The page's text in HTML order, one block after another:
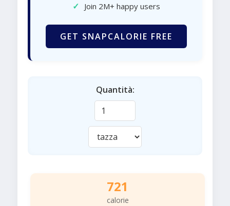
✓ Join 2M+ happy users
GET SNAPCALORIE FREE
Quantità:
721
calorie